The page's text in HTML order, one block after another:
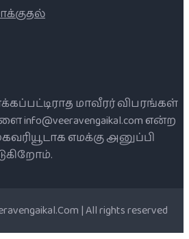
மாவீரர் விபரங்கள்
என்ற
எமக்கு அனுப்பி
| All rights reserved